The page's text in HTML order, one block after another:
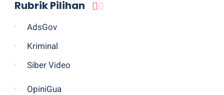
Rubrik Pilihan
AdsGov
Kriminal
Siber Video
OpiniGua